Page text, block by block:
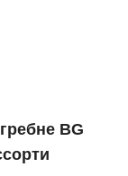
BG